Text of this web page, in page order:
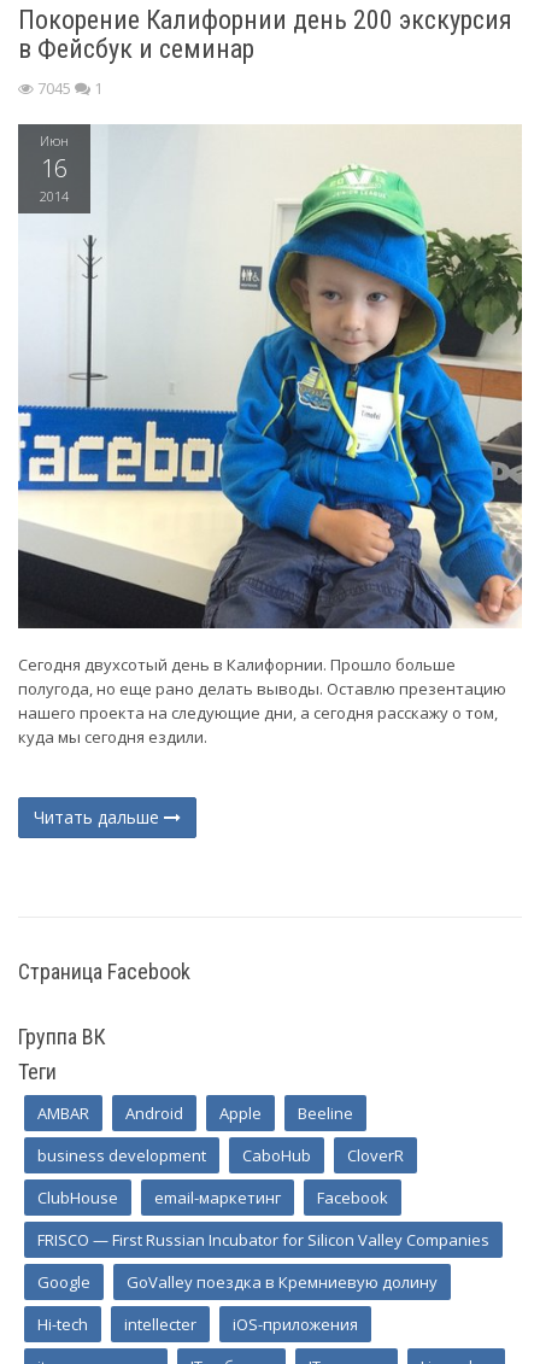
Покорение Калифорнии день 200 экскурсия
в Фейсбук и семинар
7045 1
Июн
16
2014
Сегодня двухсотый день в Калифорнии. Прошло больше
полугода, но еще рано делать выводы. Оставлю презентацию
нашего проекта на следующие дни, а сегодня расскажу о том,
куда мы сегодня ездили.
Читать дальше
Страница Facebook
Группа ВК
Теги
AMBAR Android Apple
Beeline
business development
CaboHub
CloverR
ClubHouse
email-маркетинг
Facebook
FRISCO — First Russian Incubator for Silicon Valley Companies
Google
GoValley поездка в Кремниевую долину
Hi-tech
intellecter
iOS-приложения